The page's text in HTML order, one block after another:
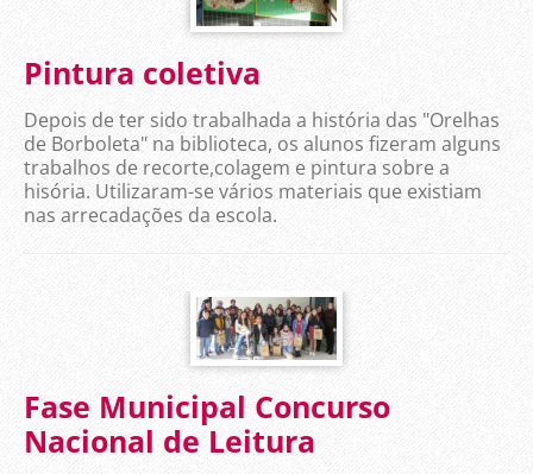
Pintura coletiva
Depois de ter sido trabalhada a história das "Orelhas
de Borboleta" na biblioteca, os alunos fizeram alguns
trabalhos de recorte,colagem e pintura sobre a
hisória. Utilizaram-se vários materiais que existiam
nas arrecadações da escola.
Fase Municipal Concurso
Nacional de Leitura